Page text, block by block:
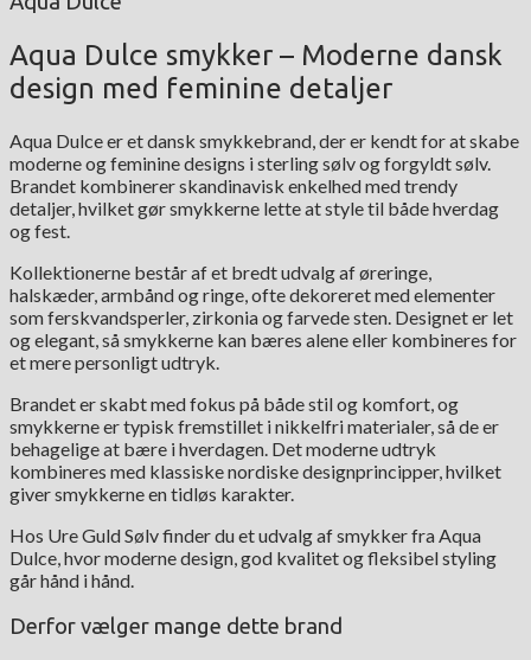
Aqua Dulce smykker – Moderne dansk
design med feminine detaljer
Aqua Dulce er et dansk smykkebrand, der er kendt for at skabe
moderne og feminine designs i sterling sølv og forgyldt sølv.
Brandet kombinerer skandinavisk enkelhed med trendy
detaljer, hvilket gør smykkerne lette at style til både hverdag
og fest.
Kollektionerne består af et bredt udvalg af øreringe,
halskæder, armbånd og ringe, ofte dekoreret med elementer
som ferskvandsperler, zirkonia og farvede sten. Designet er let
og elegant, så smykkerne kan bæres alene eller kombineres for
et mere personligt udtryk.
Brandet er skabt med fokus på både stil og komfort, og
smykkerne er typisk fremstillet i nikkelfri materialer, så de er
behagelige at bære i hverdagen. Det moderne udtryk
kombineres med klassiske nordiske designprincipper, hvilket
giver smykkerne en tidløs karakter.
Hos Ure Guld Sølv finder du et udvalg af smykker fra Aqua
Dulce, hvor moderne design, god kvalitet og fleksibel styling
går hånd i hånd.
Derfor vælger mange dette brand